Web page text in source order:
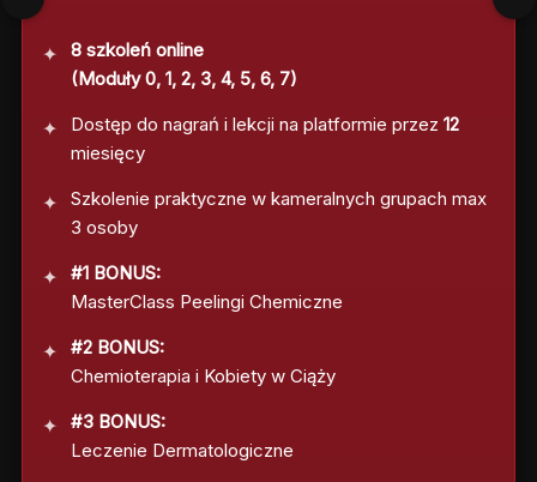
8 szkoleń online
(Moduły 0, 1, 2, 3, 4, 5, 6, 7)
Dostęp do nagrań i lekcji na platformie przez 12
miesięcy
Szkolenie praktyczne w kameralnych grupach max
3 osoby
#1 BONUS:
MasterClass Peelingi Chemiczne
#2 BONUS:
Chemioterapia i Kobiety w Ciąży
#3 BONUS:
Leczenie Dermatologiczne